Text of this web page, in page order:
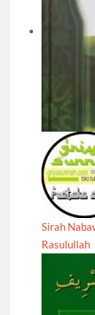
Sirah
Rasulullah